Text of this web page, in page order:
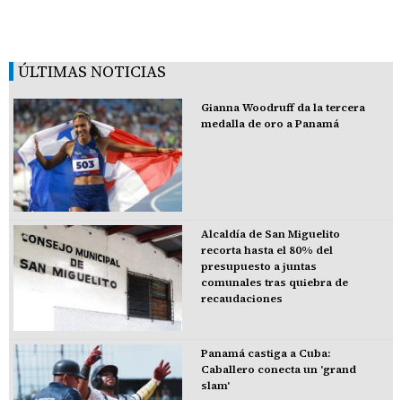
ÚLTIMAS NOTICIAS
Gianna Woodruff da la tercera
medalla de oro a Panamá
Alcaldía de San Miguelito
recorta hasta el 80% del
presupuesto a juntas
comunales tras quiebra de
recaudaciones
Panamá castiga a Cuba:
Caballero conecta un 'grand
slam'